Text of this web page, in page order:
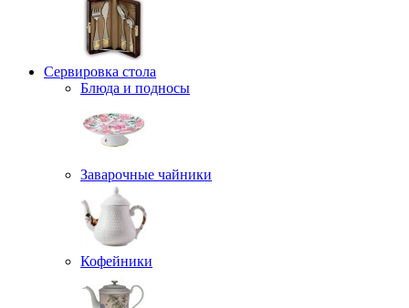
Сервировка стола
Блюда и подносы
Заварочные чайники
Кофейники